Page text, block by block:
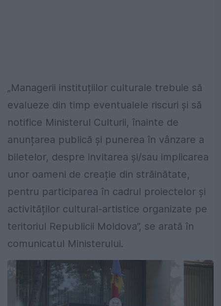
„Managerii instituțiilor culturale trebuie să
evalueze din timp eventualele riscuri și să
notifice Ministerul Culturii, înainte de
anunțarea publică și punerea în vânzare a
biletelor, despre invitarea și/sau implicarea
unor oameni de creație din străinătate,
pentru participarea în cadrul proiectelor și
activităților cultural-artistice organizate pe
teritoriul Republicii Moldova”, se arată în
comunicatul Ministerului.